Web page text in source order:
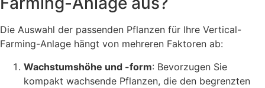
Die Auswahl der passenden Pflanzen für Ihre Vertical-
Farming-Anlage hängt von mehreren Faktoren ab:
Wachstumshöhe und -form: Bevorzugen Sie
kompakt wachsende Pflanzen, die den begrenzten